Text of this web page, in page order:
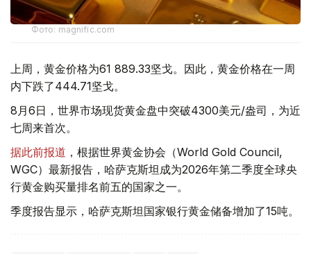
Фото: magnific.com
上周，黄金价格为61 889.33坚戈。因此，黄金价格在一周
内下跌了444.71坚戈。
8月6日，世界市场现货黄金盘中突破4300美元/盎司，为近
七周来首次。
据此前报道 ，根据世界黄金协会（World Gold Council,
WGC）最新报告，哈萨克斯坦成为2026年第二季度全球央
行黄金购买量排名前五的国家之一。
季度报告显示，哈萨克斯坦国家银行黄金储备增加了15吨。